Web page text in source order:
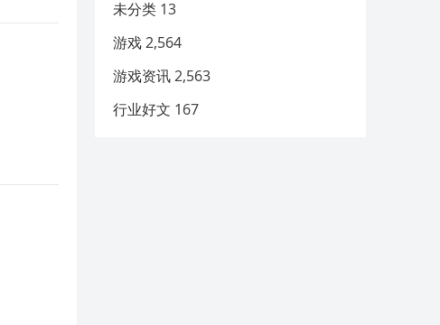
未分类 13
游戏2,564
游戏资讯2,563
行业好文 167